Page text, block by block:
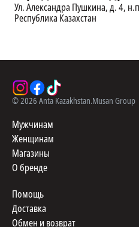
Ул. Александра Пушкина, д. 4,
Республика Казахстан
©2026 Anta Kazakhstan.Musan Group
Мужчинам
Женщинам
Магазины
О бренде
Помощь
Доставка
Обмен и возврат